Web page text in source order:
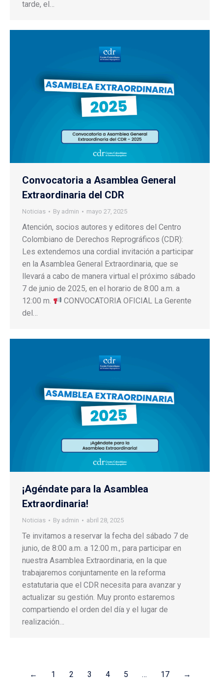
tarde, el…
Convocatoria a Asamblea General
Extraordinaria del CDR
Noticias By admin mayo 27, 2025
Atención, socios autores y editores del Centro
Colombiano de Derechos Reprográficos (CDR):
Les extendemos una cordial invitación a participar
en la Asamblea General Extraordinaria, que se
llevará a cabo de manera virtual el próximo sábado
7 de junio de 2025, en el horario de 8:00 a.m. a
12:00 m.
CONVOCATORIA OFICIAL La Gerente
del…
¡Agéndate para la Asamblea
Extraordinaria!
Noticias By admin abril 28, 2025
Te invitamos a reservar la fecha del sábado 7 de
junio, de 8:00 a.m. a 12:00 m., para participar en
nuestra Asamblea Extraordinaria, en la que
trabajaremos conjuntamente en la reforma
estatutaria que el CDR necesita para avanzar y
actualizar su gestión. Muy pronto estaremos
compartiendo el orden del día y el lugar de
realización…
← 1 2 3 4 5 … 17 →